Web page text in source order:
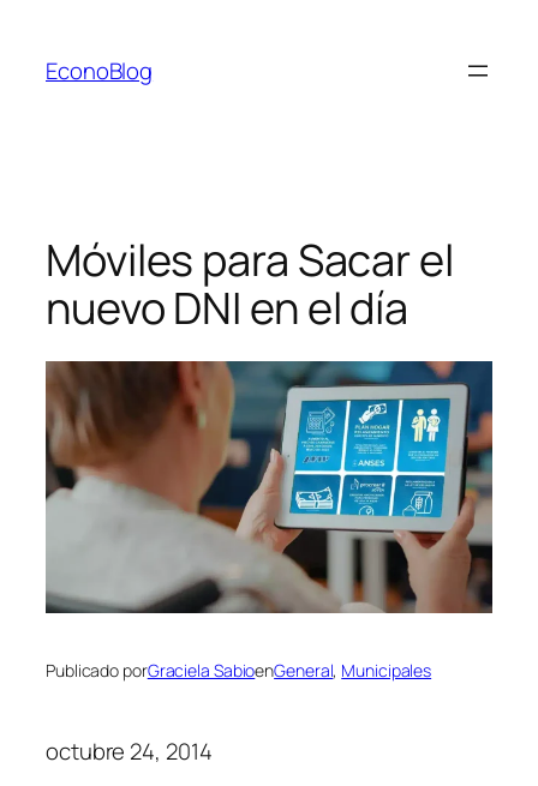
contenido
EconoBlog
Móviles para Sacar el
nuevo DNI en el día
Publicado porGraciela SabioenGeneral, Municipales
octubre 24, 2014